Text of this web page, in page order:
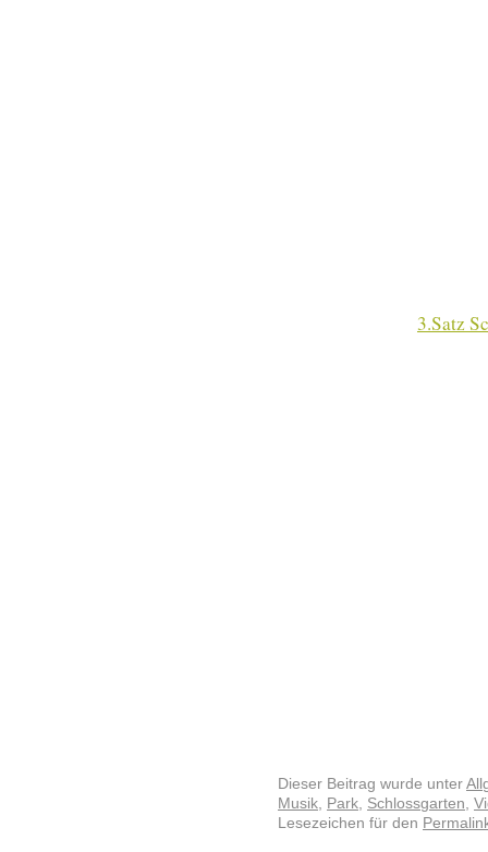
3.Satz
Dieser Beitrag wurde unter
Musik, Park, Schlossgarten,
Lesezeichen für den